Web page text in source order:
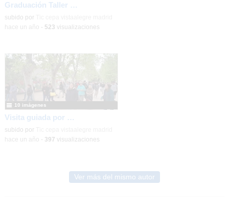
Graduación Taller Operativo de Jardinería 2025
subido por
hace un año - 523 visualizaciones
Visita guiada por el Jardín Romántico de la Quinta de Vista Alegre - mayo 2025
subido por
10 imágenes
hace un año - 397 visualizaciones
Ver más del mismo autor